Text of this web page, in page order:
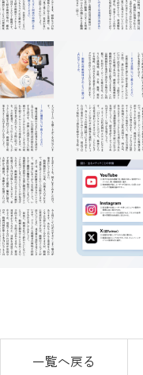
一覧へ戻る